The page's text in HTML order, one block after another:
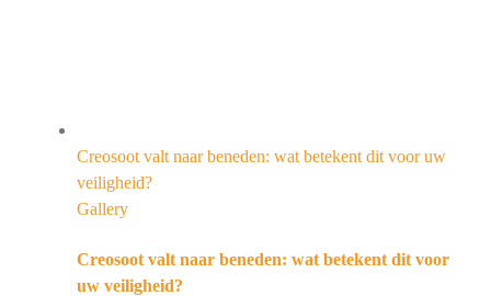
Creosoot valt naar beneden: wat betekent dit voor uw
veiligheid?
Gallery
Creosoot valt naar beneden: wat betekent dit voor
uw veiligheid?